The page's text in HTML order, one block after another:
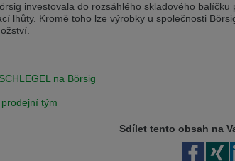
investovala do rozsáhlého skladového
lhůty. Kromě toho lze výrobky u společnosti
na Börsig
tým
Sdílet tento obsah na